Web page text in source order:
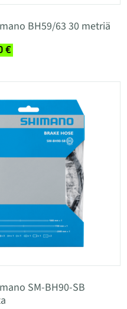
BH59/63 30 metriä
€
SM-BH90-SB